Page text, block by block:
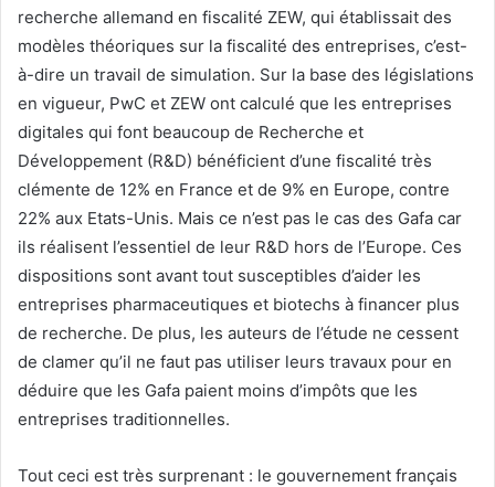
recherche allemand en fiscalité ZEW, qui établissait des
modèles théoriques sur la fiscalité des entreprises, c’est-
à-dire un travail de simulation. Sur la base des législations
en vigueur, PwC et ZEW ont calculé que les entreprises
digitales qui font beaucoup de Recherche et
Développement (R&D) bénéficient d’une fiscalité très
clémente de 12% en France et de 9% en Europe, contre
22% aux Etats-Unis. Mais ce n’est pas le cas des Gafa car
ils réalisent l’essentiel de leur R&D hors de l’Europe. Ces
dispositions sont avant tout susceptibles d’aider les
entreprises pharmaceutiques et biotechs à financer plus
de recherche. De plus, les auteurs de l’étude ne cessent
de clamer qu’il ne faut pas utiliser leurs travaux pour en
déduire que les Gafa paient moins d’impôts que les
entreprises traditionnelles.
Tout ceci est très surprenant : le gouvernement français